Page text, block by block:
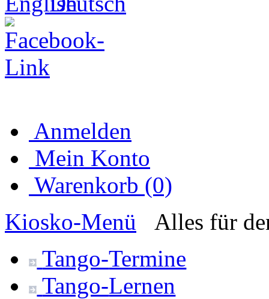
Anmelden
Mein Konto
Warenkorb (0)
Kiosko-Menü
Alles für
Tango-Termine
Tango-Lernen